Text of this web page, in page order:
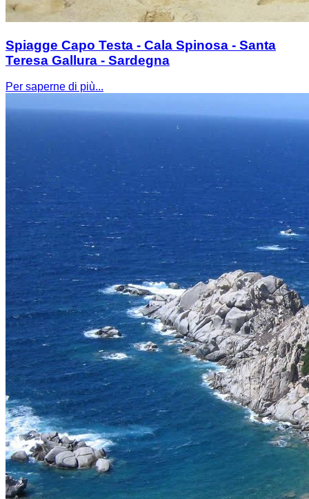
Spiagge Capo Testa - Cala Spinosa - Santa
Teresa Gallura - Sardegna
Per saperne di più...